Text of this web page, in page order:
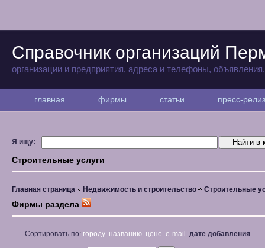
Справочник организаций
организации и предприятия, адреса и телефоны,
главная фирмы статьи пресс-
Я ищу:
Строительные услуги
Главная страница Недвижимость и строительство Строительные
Фирмы раздела
Сортировать по: городу названию цене e-mail дате добавления